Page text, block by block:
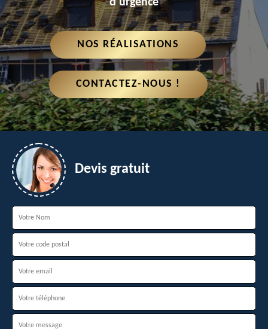
d'urgence
NOS RÉALISATIONS
CONTACTEZ-NOUS !
Devis gratuit